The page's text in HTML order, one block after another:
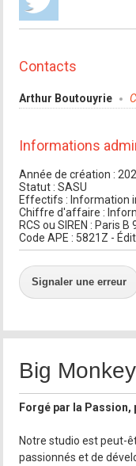
Contacts
Arthur Boutouyrie
Informations
Année de création :
Statut : SASU
Effectifs : Information
Chiffre d'affaire :
RCS ou SIREN : Paris
Code APE : 5821Z -
Signaler une erreur
Big
Forgé par la
Notre studio est peut-
passionnés et de